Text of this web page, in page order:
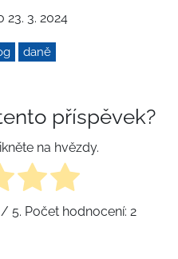
3. 2024
daně
příspěvek?
na hvězdy.
5. Počet hodnocení: 2